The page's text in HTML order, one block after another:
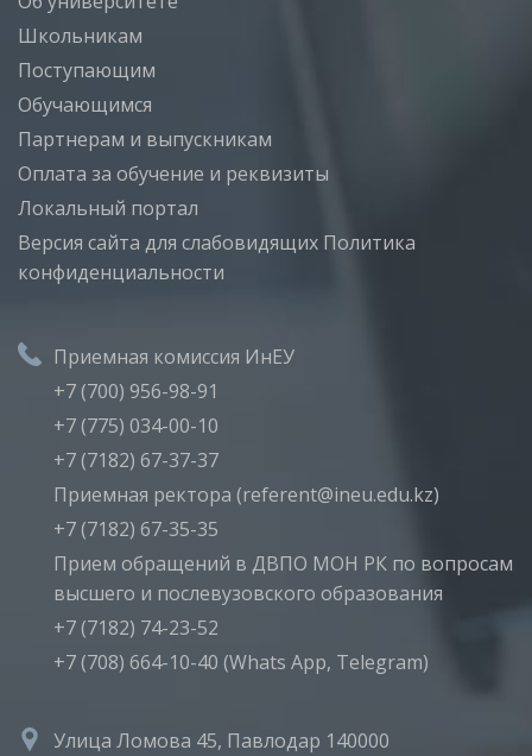
Школьникам
Поступающим
Обучающимся
Партнерам и выпускникам
Оплата за обучение и реквизиты
Локальный портал
Версия сайта для слабовидящих Политика
конфиденциальности
Приемная комиссия ИнЕУ
+7 (700) 956-98-91
+7 (775) 034-00-10
+7 (7182) 67-37-37
Приемная ректора (referent@ineu.edu.kz)
+7 (7182) 67-35-35
Прием обращений в ДВПО МОН РК по вопросам
высшего и послевузовского образования
+7 (7182) 74-23-52
+7 (708) 664-10-40 (Whats App, Telegram)
Улица Ломова 45, Павлодар 140000